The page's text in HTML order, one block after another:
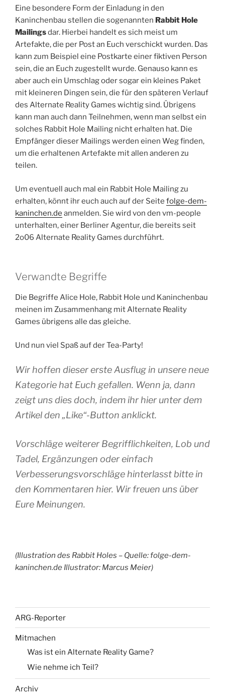
Eine besondere Form der Einladung in den
Kaninchenbau stellen die sogenannten Rabbit Hole
Mailingsdar. Hierbei handelt es sich meist um
Artefakte, die per Post an Euch verschickt wurden. Das
kann zum Beispiel eine Postkarte einer fiktiven Person
sein, die an Euch zugestellt wurde. Genauso kann es
aber auch ein Umschlag oder sogar ein kleines Paket
mit kleineren Dingen sein, die für den späteren Verlauf
des Alternate Reality Games wichtig sind. Übrigens
kann man auch dann Teilnehmen, wenn man selbst ein
solches Rabbit Hole Mailing nicht erhalten hat. Die
Empfänger dieser Mailings werden einen Weg finden,
um die erhaltenen Artefakte mit allen anderen zu
teilen.
Um eventuell auch mal ein Rabbit Hole Mailing zu
erhalten, könnt ihr euch auch auf der Seite folge-dem-
kaninchen.de anmelden. Sie wird von den vm-people
unterhalten, einer Berliner Agentur, die bereits seit
2o06 Alternate Reality Games durchführt.
Verwandte Begriffe
Die Begriffe Alice Hole, Rabbit Hole und Kaninchenbau
meinen im Zusammenhang mit Alternate Reality
Games übrigens alle das gleiche.
Und nun viel Spaß auf der Tea-Party!
Wir hoffen dieser erste Ausflug in unsere neue
Kategorie hat Euch gefallen. Wenn ja, dann
zeigt uns dies doch, indem ihr hier unter dem
Artikel den „Like“-Button anklickt.
Vorschläge weiterer Begrifflichkeiten, Lob und
Tadel, Ergänzungen oder einfach
Verbesserungsvorschläge hinterlasst bitte in
den Kommentaren hier. Wir freuen uns über
Eure Meinungen.
(Illustration des Rabbit Holes – Quelle: folge-dem-
kaninchen.de Illustrator: Marcus Meier)
ARG-Reporter
Mitmachen
Was ist ein Alternate Reality Game?
Wie nehme ich Teil?
Archiv